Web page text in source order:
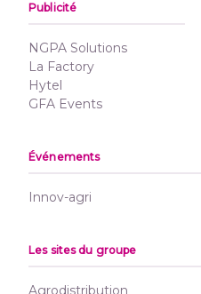
Publicité
NGPA Solutions
La Factory
Hytel
GFA Events
Événements
Innov-agri
Les sites du groupe
Agrodistribution